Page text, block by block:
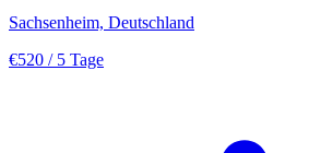
Sachsenheim, Deutschland
€520 / 5 Tage